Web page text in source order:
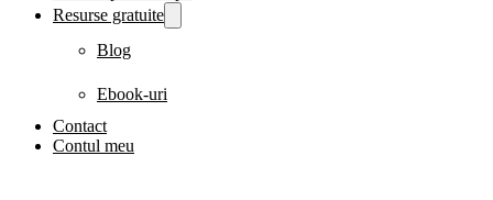
Resurse gratuite
Blog
Ebook-uri
Contact
Contul meu